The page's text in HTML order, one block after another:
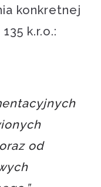
konkretnej
k.r.o.:
od